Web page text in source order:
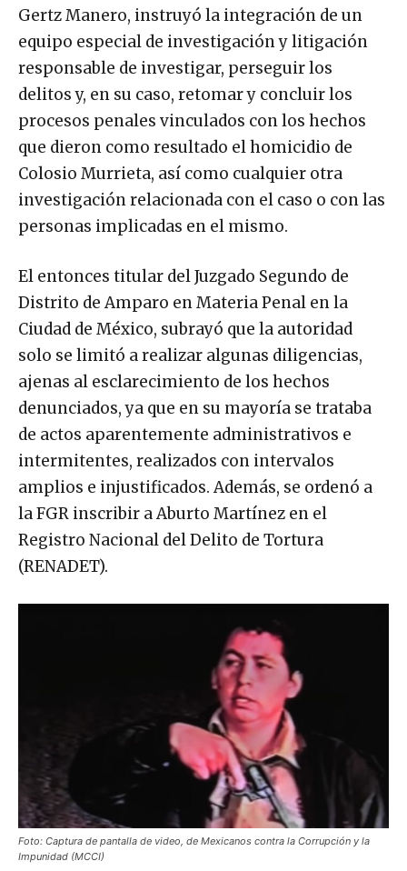
Gertz Manero, instruyó la integración de un
equipo especial de investigación y litigación
responsable de investigar, perseguir los
delitos y, en su caso, retomar y concluir los
procesos penales vinculados con los hechos
que dieron como resultado el homicidio de
Colosio Murrieta, así como cualquier otra
investigación relacionada con el caso o con las
personas implicadas en el mismo.
El entonces titular del Juzgado Segundo de
Distrito de Amparo en Materia Penal en la
Ciudad de México, subrayó que la autoridad
solo se limitó a realizar algunas diligencias,
ajenas al esclarecimiento de los hechos
denunciados, ya que en su mayoría se trataba
de actos aparentemente administrativos e
intermitentes, realizados con intervalos
amplios e injustificados. Además, se ordenó a
la FGR inscribir a Aburto Martínez en el
Registro Nacional del Delito de Tortura
(RENADET).
Foto: Captura de pantalla de video, de Mexicanos contra la Corrupción y la
Impunidad (MCCI)